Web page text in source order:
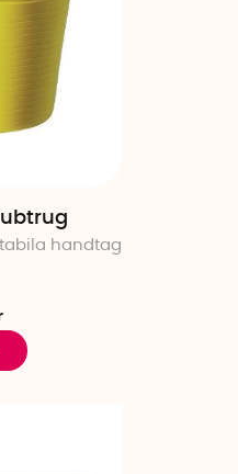
handtag